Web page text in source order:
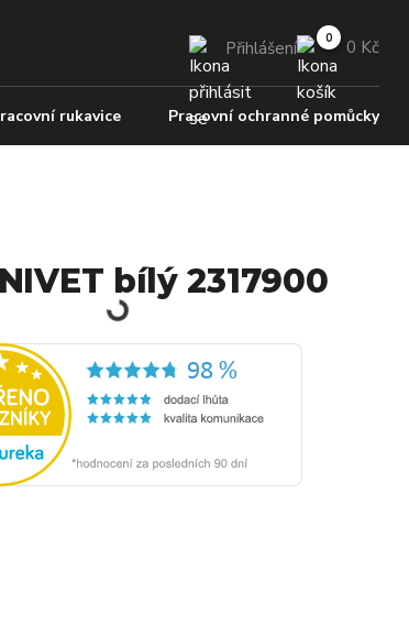
Přihlášení 0 Kč
rukavice Pracovní ochranné pomůcky
bílý 2317900